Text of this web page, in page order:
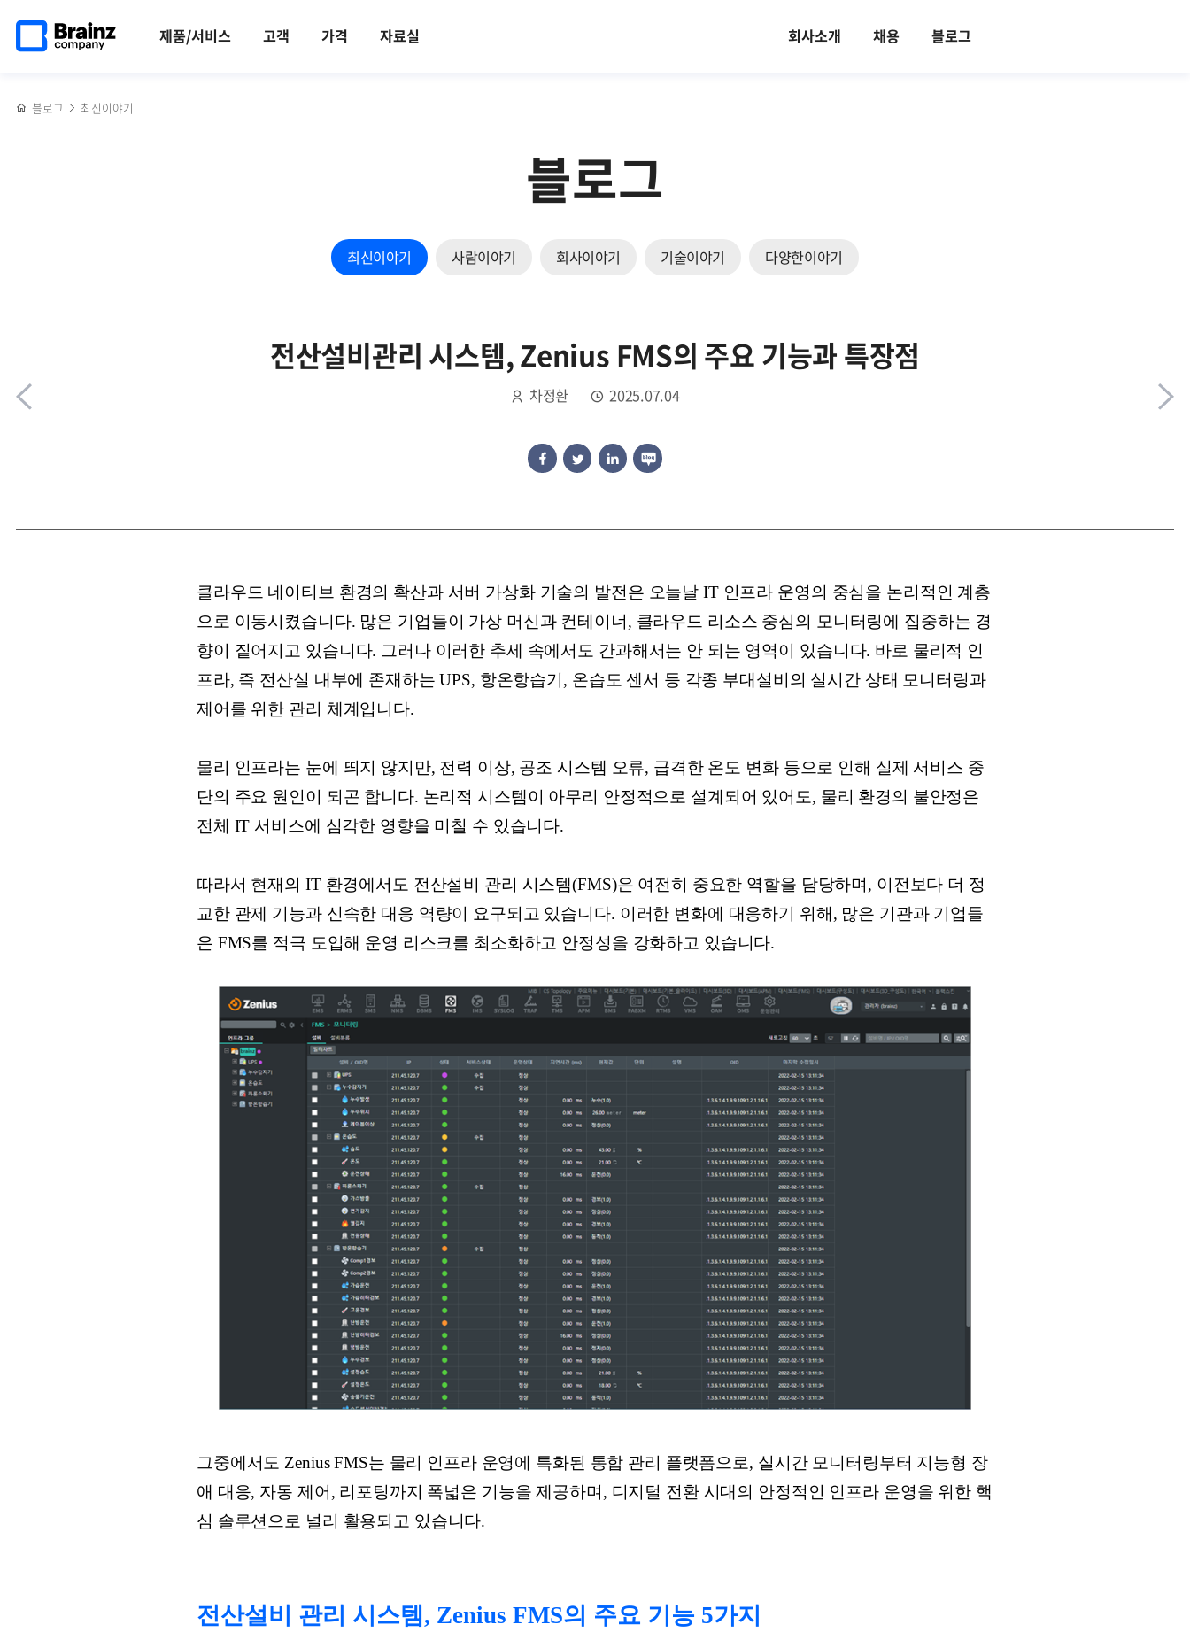
건너뛰기
제품/서비스 고객 가격 자료실 회사소개 채용 블로그
페이지로
블로그 최신이야기
블로그
최신이야기 사람이야기 회사이야기 기술이야기 다양한이야기
2025년
상반기
전산설비관리 시스템, Zenius FMS의 주요 기능과 특장점
차정환 2025.07.04
공유하기
공유하기
공유하기
공유하기
서버
TCP
제니우스
클라우드 네이티브 환경의 확산과 서버 가상화 기술의 발전은 오늘날 IT 인프라 운영의 중심을 논리적인 계층
으로 이동시켰습니다. 많은 기업들이 가상 머신과 컨테이너, 클라우드 리소스 중심의 모니터링에 집중하는 경
향이 짙어지고 있습니다. 그러나 이러한 추세 속에서도 간과해서는 안 되는 영역이 있습니다. 바로 물리적 인
프라, 즉 전산실 내부에 존재하는 UPS, 항온항습기, 온습도 센서 등 각종 부대설비의 실시간 상태 모니터링과
제어를 위한 관리 체계입니다.
물리 인프라는 눈에 띄지 않지만, 전력 이상, 공조 시스템 오류, 급격한 온도 변화 등으로 인해 실제 서비스 중
단의 주요 원인이 되곤 합니다. 논리적 시스템이 아무리 안정적으로 설계되어 있어도, 물리 환경의 불안정은
전체 IT 서비스에 심각한 영향을 미칠 수 있습니다.
따라서 현재의 IT 환경에서도 전산설비 관리 시스템(FMS)은 여전히 중요한 역할을 담당하며, 이전보다 더 정
교한 관제 기능과 신속한 대응 역량이 요구되고 있습니다. 이러한 변화에 대응하기 위해, 많은 기관과 기업들
은 FMS를 적극 도입해 운영 리스크를 최소화하고 안정성을 강화하고 있습니다.
그중에서도 Zenius FMS는 물리 인프라 운영에 특화된 통합 관리 플랫폼으로, 실시간 모니터링부터 지능형 장
애 대응, 자동 제어, 리포팅까지 폭넓은 기능을 제공하며, 디지털 전환 시대의 안정적인 인프라 운영을 위한 핵
심 솔루션으로 널리 활용되고 있습니다.
전산설비 관리 시스템, Zenius FMS의 주요 기능 5가지